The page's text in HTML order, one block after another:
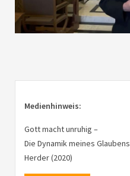
Medienhinweis:
Gott macht unruhig –
Die Dynamik meines Glaubens
Herder (2020)